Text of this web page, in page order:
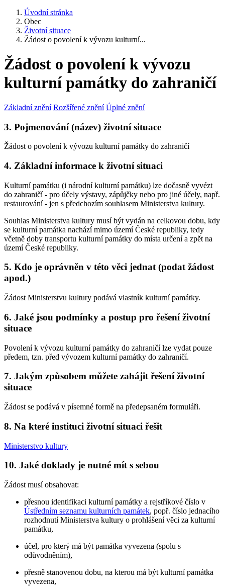
Úvodní stránka
Obec
Životní situace
Žádost o povolení k vývozu kulturní...
Žádost o povolení k vývozu
kulturní památky do zahraničí
Základní znění Rozšířené znění Úplné znění
3. Pojmenování (název) životní situace
Žádost o povolení k vývozu kulturní památky do zahraničí
4. Základní informace k životní situaci
Kulturní památku (i národní kulturní památku) lze dočasně vyvézt
do zahraničí - pro účely výstavy, zápůjčky nebo pro jiné účely, např.
restaurování - jen s předchozím souhlasem Ministerstva kultury.
Souhlas Ministerstva kultury musí být vydán na celkovou dobu, kdy
se kulturní památka nachází mimo území České republiky, tedy
včetně doby transportu kulturní památky do místa určení a zpět na
území České republiky.
5. Kdo je oprávněn v této věci jednat (podat žádost
apod.)
Žádost Ministerstvu kultury podává vlastník kulturní památky.
6. Jaké jsou podmínky a postup pro řešení životní
situace
Povolení k vývozu kulturní památky do zahraničí lze vydat pouze
předem, tzn. před vývozem kulturní památky do zahraničí.
7. Jakým způsobem můžete zahájit řešení životní
situace
Žádost se podává v písemné formě na předepsaném formuláři.
8. Na které instituci životní situaci řešit
Ministerstvo kultury
10. Jaké doklady je nutné mít s sebou
Žádost musí obsahovat:
přesnou identifikaci kulturní památky a rejstříkové číslo v
Ústředním seznamu kulturních památek, popř. číslo jednacího
rozhodnutí Ministerstva kultury o prohlášení věci za kulturní
památku,
účel, pro který má být památka vyvezena (spolu s
odůvodněním),
přesně stanovenou dobu, na kterou má být kulturní památka
vyvezena,